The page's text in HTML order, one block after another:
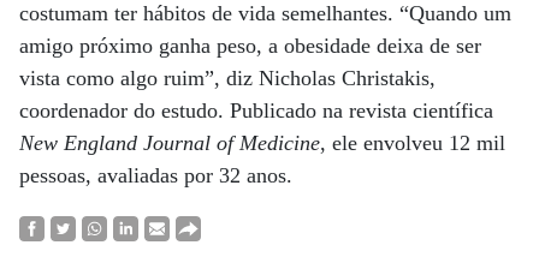
costumam ter hábitos de vida semelhantes. “Quando um
amigo próximo ganha peso, a obesidade deixa de ser
vista como algo ruim”, diz Nicholas Christakis,
coordenador do estudo. Publicado na revista científica
New England Journal of Medicine, ele envolveu 12 mil
pessoas, avaliadas por 32 anos.